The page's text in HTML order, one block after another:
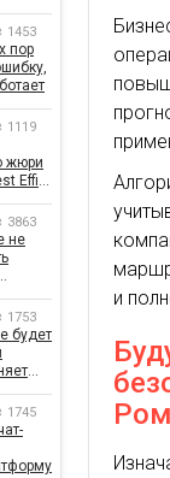
и
1453
пор
1119
жюри
Effie
3863
не
1753
будет
1745